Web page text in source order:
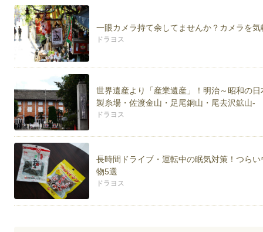
一眼カメラ持て余してませんか？カメラを
ドラヨス
世界遺産より「産業遺産」！明治～昭和の
製糸場・佐渡金山・足尾銅山・尾去沢鉱山-
ドラヨス
長時間ドライブ・運転中の眠気対策！つら
物5選
ドラヨス